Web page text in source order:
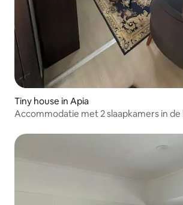
Tiny house in Apia
Accommodatie met 2 slaapkamers in